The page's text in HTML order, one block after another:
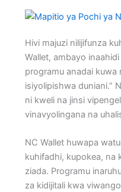
Hivi majuzi nilijifunza
Wallet, ambayo
programu anadai kuwa
isiyolipishwa duniani.”
ni kweli na jinsi
vinavyolingana na
NC Wallet huwapa
kuhifadhi, kupokea, na
ziada. Programu
za kidijitali kwa